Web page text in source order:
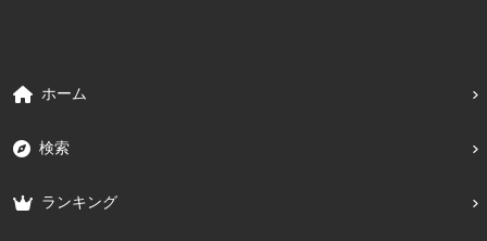
ホーム
検索
ランキング